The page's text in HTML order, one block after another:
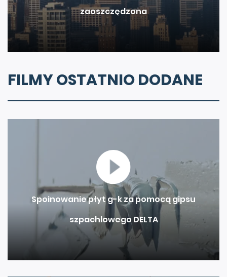
zaoszczędzona
FILMY OSTATNIO DODANE
Spoinowanie płyt g-k za pomocą gipsu
szpachlowego DELTA